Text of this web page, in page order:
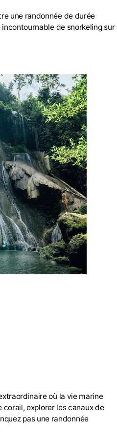
une randonnée de durée
incontournable de snorkeling sur
où la vie marine
corail, explorer les canaux de
pas une randonnée